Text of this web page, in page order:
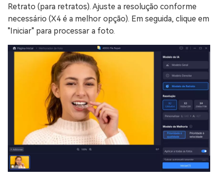
Retrato (para retratos). Ajuste a resolução conforme
necessário (X4 é a melhor opção). Em seguida, clique em
"Iniciar" para processar a foto.